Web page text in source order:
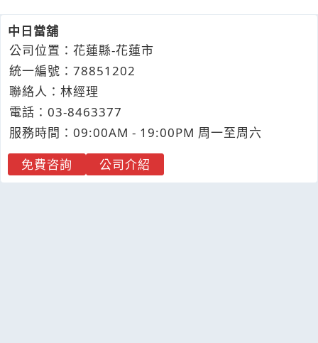
中日當舖
公司位置：花蓮縣-花蓮市
統一編號：78851202
聯絡人：林經理
電話： 03-8463377
服務時間：09:00AM - 19:00PM 周一至周六
免費咨詢
公司介紹